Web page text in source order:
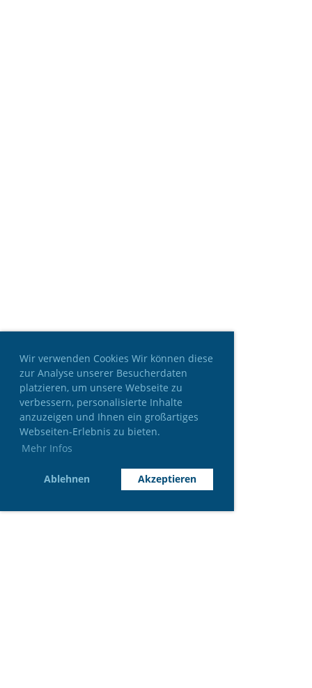
Wir verwenden Cookies Wir können diese
zur Analyse unserer Besucherdaten
platzieren, um unsere Webseite zu
verbessern, personalisierte Inhalte
anzuzeigen und Ihnen ein großartiges
Webseiten-Erlebnis zu bieten.
Mehr Infos
Ablehnen Akzeptieren